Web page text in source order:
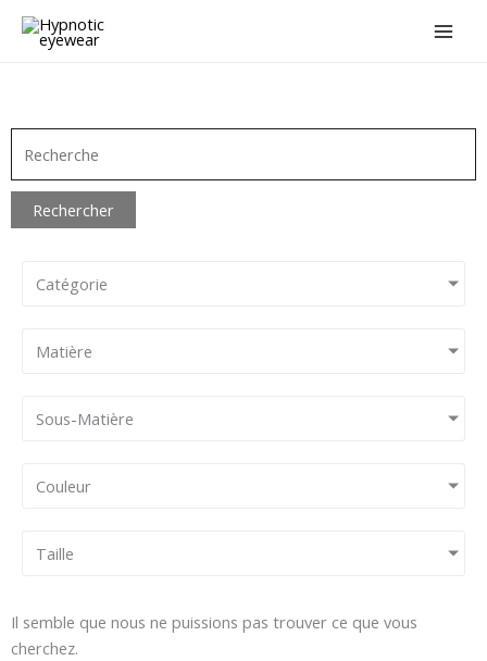
Aller
Rechercher
Catégorie
Matière
Sous-Matière
Couleur
Taille
Il semble que nous ne puissions pas trouver ce que vous
cherchez.